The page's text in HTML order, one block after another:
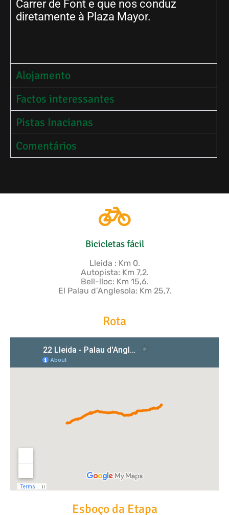
Carrer de Font e que nos conduz
diretamente à Plaza Mayor.
Alojamento
Factos interessantes
Pistas Inacianas
Comentários
Bicicletas fácil
Lleida : Km 0.
Autopista: Km 7,2.
Bell-lloc: Km 15,6.
El Palau d’Anglesola: Km 25,7.
Rota
Esboço da Etapa